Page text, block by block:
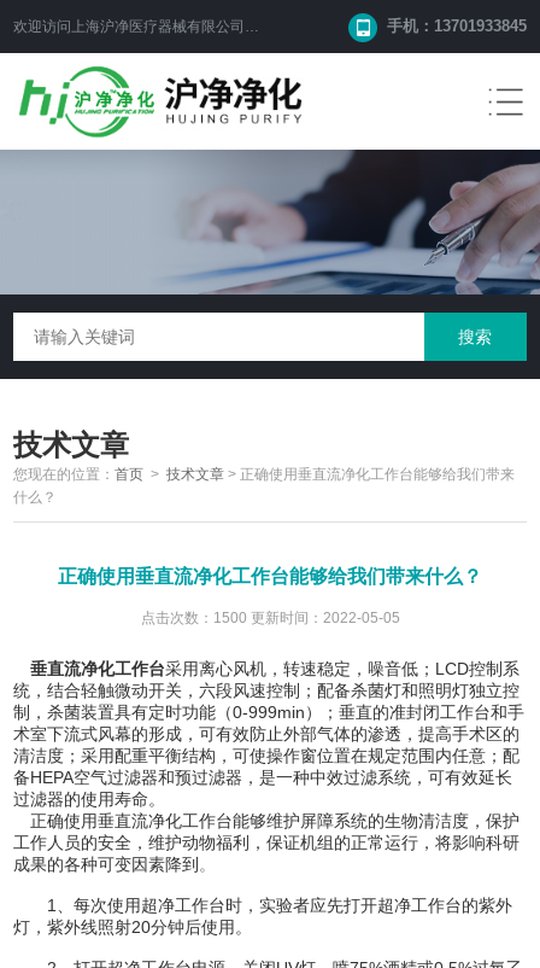
欢迎访问上海沪净医疗器械有限公司网站！ 手机：13701933845
技术文章
您现在的位置：首页 >技术文章 > 正确使用垂直流净化工作台能够给我们带来
什么？
正确使用垂直流净化工作台能够给我们带来什么？
点击次数：1500 更新时间：2022-05-05
垂直流净化工作台采用离心风机，转速稳定，噪音低；LCD控制系
统，结合轻触微动开关，六段风速控制；配备杀菌灯和照明灯独立控
制，杀菌装置具有定时功能（0-999min）；垂直的准封闭工作台和手
术室下流式风幕的形成，可有效防止外部气体的渗透，提高手术区的
清洁度；采用配重平衡结构，可使操作窗位置在规定范围内任意；配
备HEPA空气过滤器和预过滤器，是一种中效过滤系统，可有效延长
过滤器的使用寿命。
正确使用垂直流净化工作台能够维护屏障系统的生物清洁度，保护
工作人员的安全，维护动物福利，保证机组的正常运行，将影响科研
成果的各种可变因素降到 。
1、每次使用超净工作台时，实验者应先打开超净工作台的紫外
灯，紫外线照射20分钟后使用。